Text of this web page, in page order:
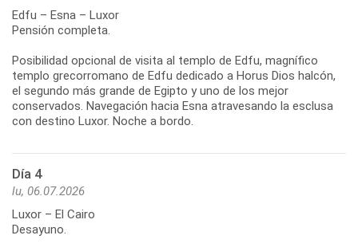
Edfu – Esna – Luxor
Pensión completa.
Posibilidad opcional de visita al templo de Edfu, magnífico
templo grecorromano de Edfu dedicado a Horus Dios halcón,
el segundo más grande de Egipto y uno de los mejor
conservados. Navegación hacia Esna atravesando la esclusa
con destino Luxor. Noche a bordo.
Día 4
lu, 06.07.2026
Luxor – El Cairo
Desayuno.